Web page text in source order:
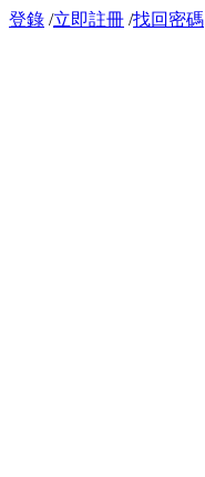
登錄 /立即註冊 /找回密碼